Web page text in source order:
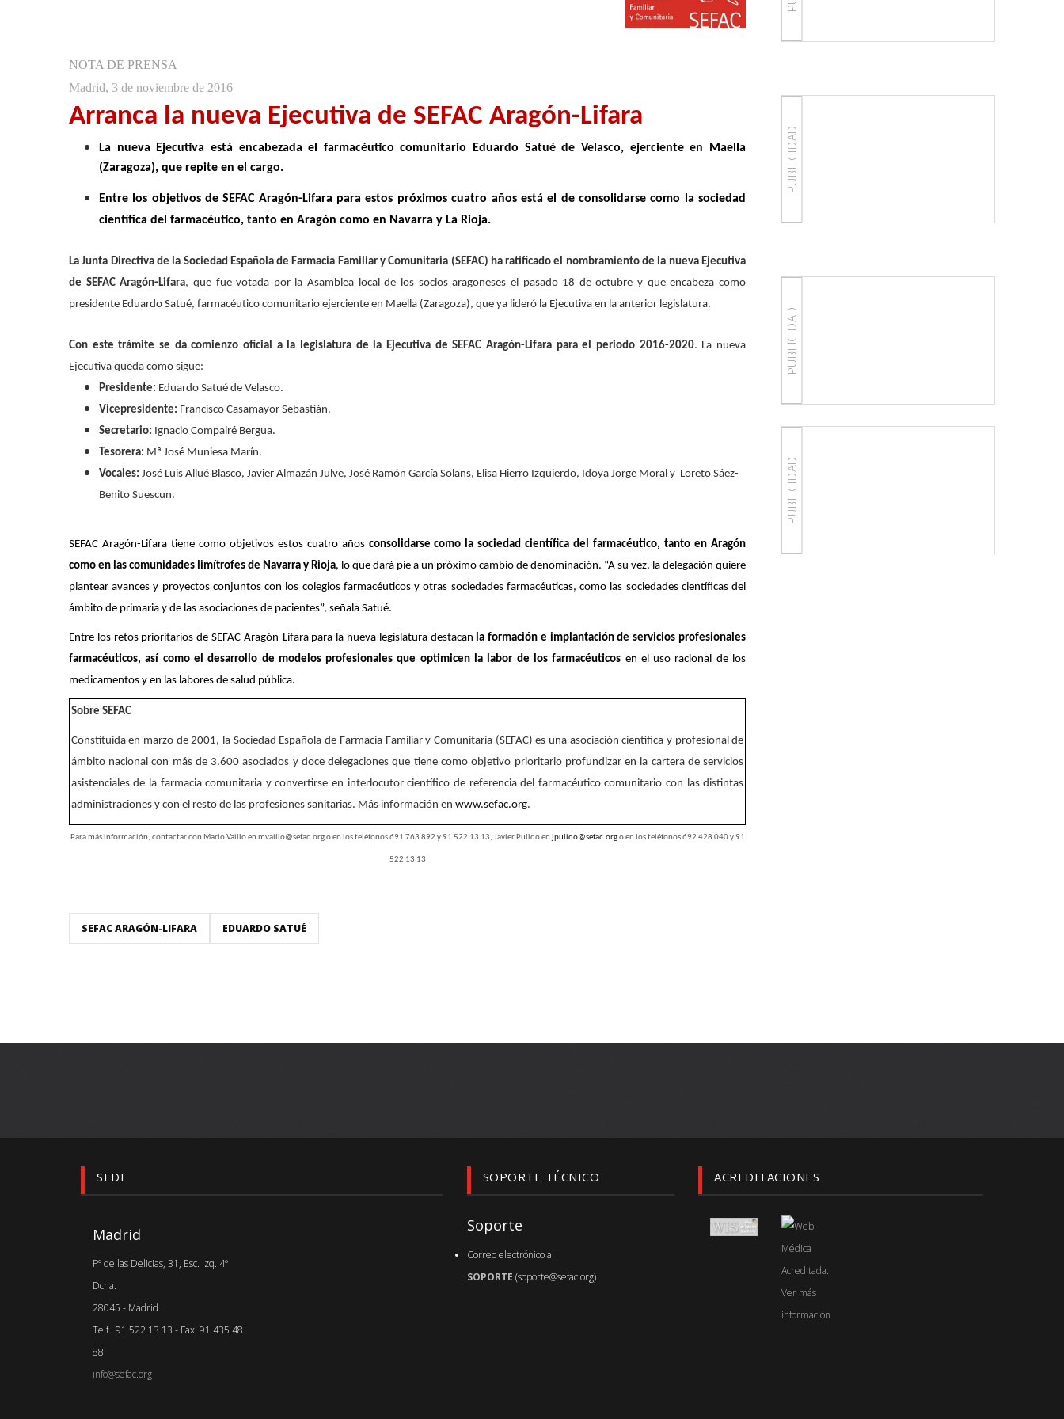
navegación
NOTA DE PRENSA
Madrid, 3 de noviembre de 2016
Arranca la nueva Ejecutiva de SEFAC Aragón-Lifara
La nueva Ejecutiva está encabezada el farmacéutico comunitario Eduardo Satué de Velasco, ejerciente en Maella
(Zaragoza), que repite en el cargo.
Entre los objetivos de SEFAC Aragón-Lifara para estos próximos cuatro años está el de consolidarse como la sociedad
científica del farmacéutico, tanto en Aragón como en Navarra y La Rioja.
La Junta Directiva de la Sociedad Española de Farmacia Familiar y Comunitaria (SEFAC) ha ratificado el nombramiento de la nueva Ejecutiva
de SEFAC Aragón-Lifara, que fue votada por la Asamblea local de los socios aragoneses el pasado 18 de octubre y que encabeza como
presidente Eduardo Satué, farmacéutico comunitario ejerciente en Maella (Zaragoza), que ya lideró la Ejecutiva en la anterior legislatura.
Con este trámite se da comienzo oficial a la legislatura de la Ejecutiva de SEFAC Aragón-Lifara para el periodo 2016-2020. La nueva
Ejecutiva queda como sigue:
Presidente: Eduardo Satué de Velasco.
Vicepresidente: Francisco Casamayor Sebastián.
Secretario: Ignacio Compairé Bergua.
Tesorera: Mª José Muniesa Marín.
Vocales: José Luis Allué Blasco, Javier Almazán Julve, José Ramón García Solans, Elisa Hierro Izquierdo, Idoya Jorge Moral y Loreto Sáez-
Benito Suescun.
SEFAC Aragón-Lifara tiene como objetivos estos cuatro años consolidarse como la sociedad científica del farmacéutico, tanto en Aragón
como en las comunidades limítrofes de Navarra y Rioja, lo que dará pie a un próximo cambio de denominación. “A su vez, la delegación quiere
plantear avances y proyectos conjuntos con los colegios farmacéuticos y otras sociedades farmacéuticas, como las sociedades científicas del
ámbito de primaria y de las asociaciones de pacientes”, señala Satué.
Entre los retos prioritarios de SEFAC Aragón-Lifara para la nueva legislatura destacan la formación e implantación de servicios profesionales
farmacéuticos, así como el desarrollo de modelos profesionales que optimicen la labor de los farmacéuticos en el uso racional de los
medicamentos y en las labores de salud pública.
Sobre SEFAC
Constituida en marzo de 2001, la Sociedad Española de Farmacia Familiar y Comunitaria (SEFAC) es una asociación científica y profesional de
ámbito nacional con más de 3.600 asociados y doce delegaciones que tiene como objetivo prioritario profundizar en la cartera de servicios
asistenciales de la farmacia comunitaria y convertirse en interlocutor científico de referencia del farmacéutico comunitario con las distintas
administraciones y con el resto de las profesiones sanitarias. Más información en www.sefac.org.
Para más información, contactar con Mario Vaillo en mvaillo@sefac.orgo en los teléfonos 691 763 892 y 91 522 13 13, Javier Pulido en jpulido@sefac.org o en los teléfonos 692 428 040 y 91
522 13 13
SEFAC ARAGÓN-LIFARA EDUARDO SATUÉ
PUBLICIDAD
PUBLICIDAD
PUBLICIDAD
SEDE
Madrid
Pº de las Delicias, 31, Esc. Izq. 4º
Dcha.
28045 - Madrid.
Telf.: 91 522 13 13 - Fax: 91 435 48
88
info@sefac.org
SOPORTE TÉCNICO
Soporte
Correo electrónico a:
SOPORTE (soporte@sefac.org)
ACREDITACIONES